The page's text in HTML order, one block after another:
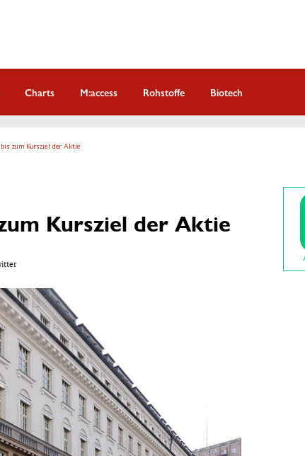
Charts M:access Rohstoffe Biotech
zum Kursziel der Aktie
Kursziel der Aktie